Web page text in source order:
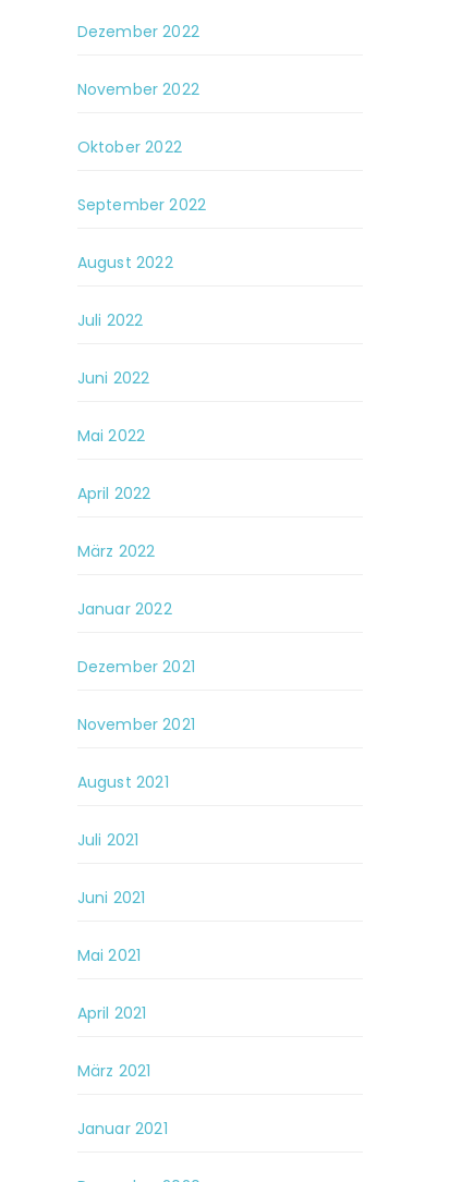
Dezember 2022
November 2022
Oktober 2022
September 2022
August 2022
Juli 2022
Juni 2022
Mai 2022
April 2022
März 2022
Januar 2022
Dezember 2021
November 2021
August 2021
Juli 2021
Juni 2021
Mai 2021
April 2021
März 2021
Januar 2021